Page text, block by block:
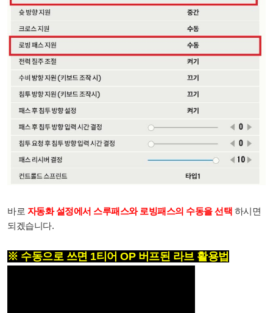
바로 자동화 설정에서 스루패스와 로빙패스의 수동을 선택 하시면
되겠습니다.
※ 수동으로 쓰면 1티어 OP 버프된 라브 활용법